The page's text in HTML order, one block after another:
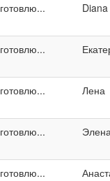
готовлю... Diana
готовлю...
готовлю... Лена
готовлю...
готовлю...